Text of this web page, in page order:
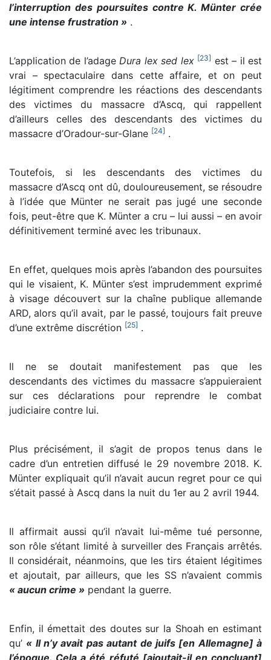
l’interruption des poursuites contre K. Münter crée
une intense frustration » .
L’application de l’adage Dura lex sed lex [23] est – il est
vrai – spectaculaire dans cette affaire, et on peut
légitiment comprendre les réactions des descendants
des victimes du massacre d’Ascq, qui rappellent
d’ailleurs celles des descendants des victimes du
massacre d’Oradour-sur-Glane [24] .
Toutefois, si les descendants des victimes du
massacre d’Ascq ont dû, douloureusement, se résoudre
à l’idée que Münter ne serait pas jugé une seconde
fois, peut-être que K. Münter a cru – lui aussi – en avoir
définitivement terminé avec les tribunaux.
En effet, quelques mois après l’abandon des poursuites
qui le visaient, K. Münter s’est imprudemment exprimé
à visage découvert sur la chaîne publique allemande
ARD, alors qu’il avait, par le passé, toujours fait preuve
d’une extrême discrétion [25] .
Il ne se doutait manifestement pas que les
descendants des victimes du massacre s’appuieraient
sur ces déclarations pour reprendre le combat
judiciaire contre lui.
Plus précisément, il s’agit de propos tenus dans le
cadre d’un entretien diffusé le 29 novembre 2018. K.
Münter expliquait qu’il n’avait aucun regret pour ce qui
s’était passé à Ascq dans la nuit du 1er au 2 avril 1944.
Il affirmait aussi qu’il n’avait lui-même tué personne,
son rôle s’étant limité à surveiller des Français arrêtés.
Il considérait, néanmoins, que les tirs étaient légitimes
et ajoutait, par ailleurs, que les SS n’avaient commis
« aucun crime » pendant la guerre.
Enfin, il émettait des doutes sur la Shoah en estimant
qu’ « Il n’y avait pas autant de juifs [en Allemagne] à
l’époque. Cela a été réfuté [ajoutait-il en concluant]